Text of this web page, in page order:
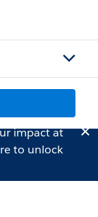
impact at
to unlock